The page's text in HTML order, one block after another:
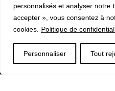
personnalisés et analyser notre
accepter », vous consentez à
cookies.
Politique de
Personnaliser Tout
7 juillet 2026
Comment sécuriser sa maison en Île-
10 juin 2026